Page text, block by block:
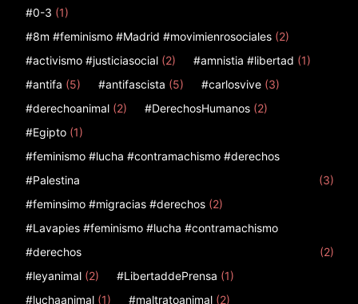
#0-3 (1)
#8m #feminismo #Madrid #movimienrosociales (2)
#activismo #justiciasocial (2) #amnistia #libertad (1)
#antifa (5) #antifascista (5) #carlosvive (3)
#derechoanimal (2) #DerechosHumanos (2)
#Egipto (1)
#feminismo #lucha #contramachismo #derechos
#Palestina
(3)
#feminsimo #migracias #derechos (2)
#Lavapies #feminismo #lucha #contramachismo
#derechos
(2)
#leyanimal (2) #LibertaddePrensa (1)
#luchaanimal (1) #maltratoanimal (2)